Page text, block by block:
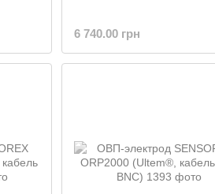
6 740.00 грн